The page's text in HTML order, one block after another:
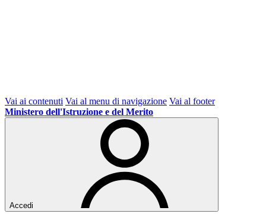
Vai ai contenuti Vai al menu di navigazione Vai al footer
Ministero dell'Istruzione e del Merito
Accedi